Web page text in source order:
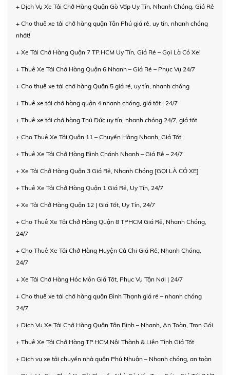
+ Dịch Vụ Xe Tải Chở Hàng Quận Gò Vấp Uy Tín, Nhanh Chóng, Giá Rẻ
+ Cho thuê xe tải chở hàng quận Tân Phú giá rẻ, uy tín, nhanh chóng
nhất!
+ Xe Tải Chở Hàng Quận 7 TP.HCM Uy Tín, Giá Rẻ – Gọi Là Có Xe!
+ Thuê Xe Tải Chở Hàng Quận 6 Nhanh – Giá Rẻ – Phục Vụ 24/7
+ Cho thuê xe tải chở hàng Quận 5 giá rẻ, uy tín, nhanh chóng
+ Thuê xe tải chở hàng quận 4 nhanh chóng, giá tốt | 24/7
+ Thuê xe tải chở hàng Thủ Đức uy tín, nhanh chóng 24/7, giá tốt
+ Cho Thuê Xe Tải Quận 11 – Chuyển Hàng Nhanh, Giá Tốt
+ Thuê Xe Tải Chở Hàng Bình Chánh Nhanh – Giá Rẻ – 24/7
+ Xe Tải Chở Hàng Quận 3 Giá Rẻ, Nhanh Chóng [GỌI LÀ CÓ XE]
+ Thuê Xe Tải Chở Hàng Quận 1 Giá Rẻ, Uy Tín, 24/7
+ Xe Tải Chở Hàng Quận 12 | Giá Tốt, Uy Tín, 24/7
+ Cho Thuê Xe Tải Chở Hàng Quận 8 TPHCM Giá Rẻ, Nhanh Chóng,
24/7
+ Cho Thuê Xe Tải Chở Hàng Huyện Củ Chi Giá Rẻ, Nhanh Chóng,
24/7
+ Xe Tải Chở Hàng Hóc Môn Giá Tốt, Phục Vụ Tận Nơi | 24/7
+ Cho thuê xe tải chở hàng quận Bình Thạnh giá rẻ – nhanh chóng
24/7
+ Dịch Vụ Xe Tải Chở Hàng Quận Tân Bình – Nhanh, An Toàn, Trọn Gói
+ Thuê Xe Tải Chở Hàng TP.HCM Nội Thành & Liên Tỉnh Giá Tốt
+ Dịch vụ xe tải chuyển nhà quận Phú Nhuận – Nhanh chóng, an toàn